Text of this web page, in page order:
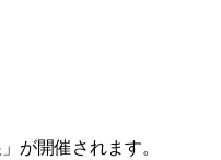
が開催されます。